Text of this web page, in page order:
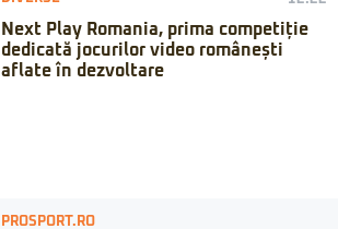
Next Play Romania, prima competiție
dedicată jocurilor video românești
aflate în dezvoltare
PROSPORT.RO